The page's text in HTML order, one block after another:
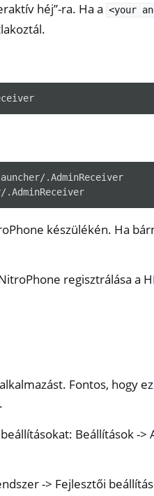
héj”-ra. Ha a <your
.AdminReceiver
készülékén. Ha
regisztrálása a
Fontos, hogy
Beállítások ->
-> Fejlesztői